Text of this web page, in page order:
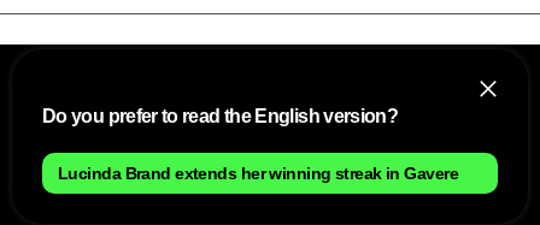
Do you prefer to read the English version?
Lucinda Brand extends her winning streak in Gavere